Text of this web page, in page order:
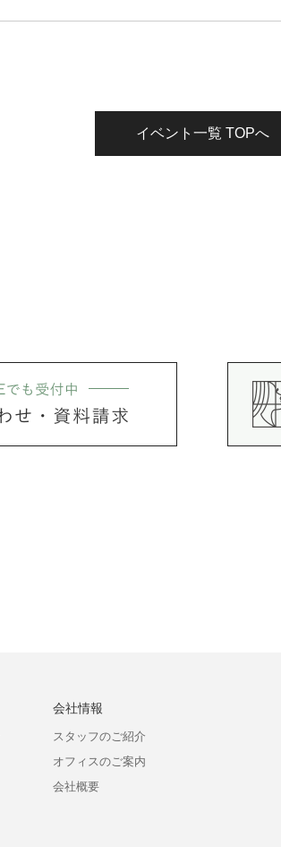
イベント一覧 TOPへ
会社情報
スタッフのご紹介
オフィスのご案内
会社概要